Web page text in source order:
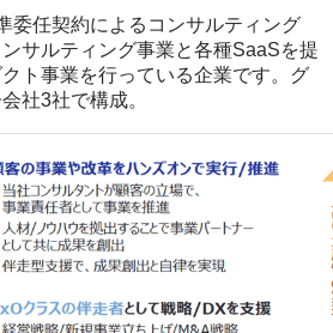
委任契約によるコンサルティング
サルティング事業と各種SaaSを提
ト事業を行っている企業です。グ
社3社で構成。